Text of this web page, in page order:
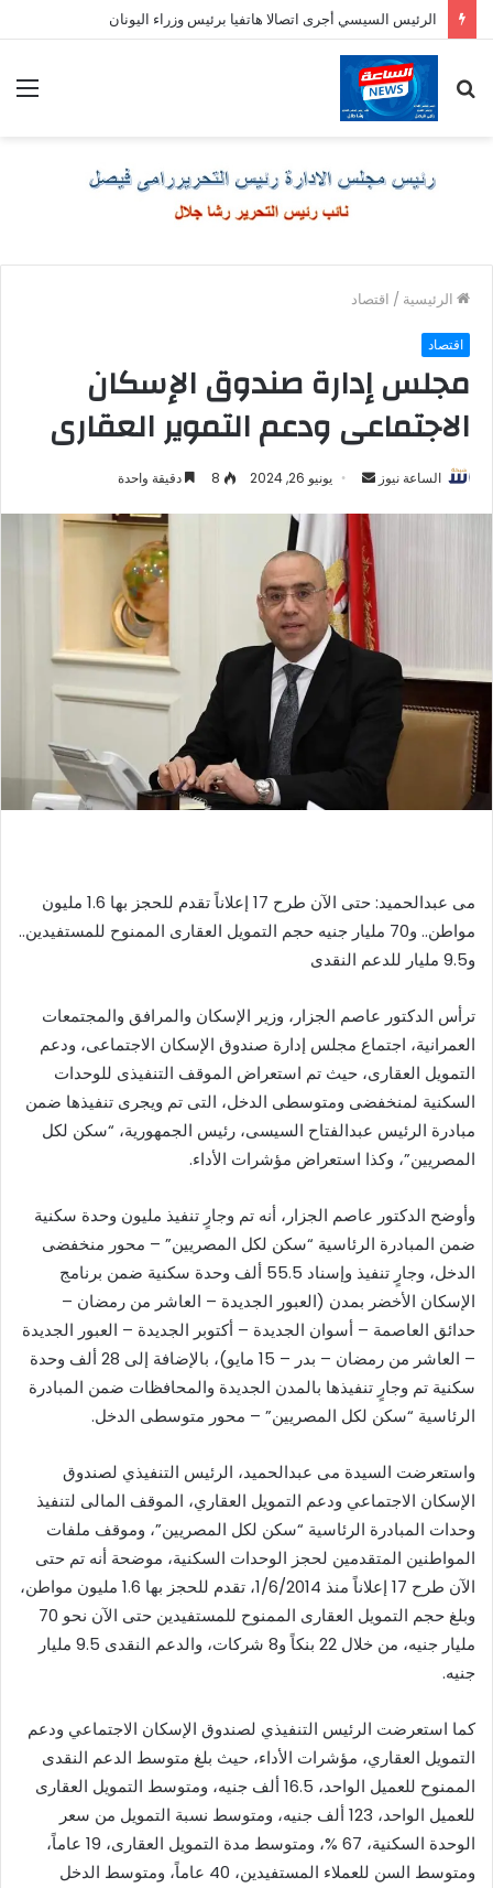
الرئيس السيسي أجرى اتصالا هاتفيا برئيس وزراء اليونان
عن
الرئيسية / اقتصاد
اقتصاد
مجلس إدارة صندوق الإسكان
الاجتماعى ودعم التموير العقارى
الساعة نيوز
أرسل
إلكترونيا
يونيو 26, 2024 8 دقيقة واحدة
مى عبدالحميد: حتى الآن طرح 17 إعلاناً تقدم للحجز بها 1.6 مليون
مواطن.. و70 مليار جنيه حجم التمويل العقارى الممنوح للمستفيدين..
و9.5 مليار للدعم النقدى
ترأس الدكتور عاصم الجزار، وزير الإسكان والمرافق والمجتمعات
العمرانية، اجتماع مجلس إدارة صندوق الإسكان الاجتماعى، ودعم
التمويل العقارى، حيث تم استعراض الموقف التنفيذى للوحدات
السكنية لمنخفضى ومتوسطى الدخل، التى تم ويجرى تنفيذها ضمن
مبادرة الرئيس عبدالفتاح السيسى، رئيس الجمهورية، “سكن لكل
المصريين”، وكذا استعراض مؤشرات الأداء.
وأوضح الدكتور عاصم الجزار، أنه تم وجارٍ تنفيذ مليون وحدة سكنية
ضمن المبادرة الرئاسية “سكن لكل المصريين” – محور منخفضى
الدخل، وجارٍ تنفيذ وإسناد 55.5 ألف وحدة سكنية ضمن برنامج
الإسكان الأخضر بمدن (العبور الجديدة – العاشر من رمضان –
حدائق العاصمة – أسوان الجديدة – أكتوبر الجديدة – العبور الجديدة
– العاشر من رمضان – بدر – 15 مايو)، بالإضافة إلى 28 ألف وحدة
سكنية تم وجارٍ تنفيذها بالمدن الجديدة والمحافظات ضمن المبادرة
الرئاسية “سكن لكل المصريين” – محور متوسطى الدخل.
واستعرضت السيدة مى عبدالحميد، الرئيس التنفيذي لصندوق
الإسكان الاجتماعي ودعم التمويل العقاري، الموقف المالى لتنفيذ
وحدات المبادرة الرئاسية “سكن لكل المصريين”، وموقف ملفات
المواطنين المتقدمين لحجز الوحدات السكنية، موضحة أنه تم حتى
الآن طرح 17 إعلاناً منذ 1/6/2014، تقدم للحجز بها 1.6 مليون مواطن،
وبلغ حجم التمويل العقارى الممنوح للمستفيدين حتى الآن نحو 70
مليار جنيه، من خلال 22 بنكاً و8 شركات، والدعم النقدى 9.5 مليار
جنيه.
كما استعرضت الرئيس التنفيذي لصندوق الإسكان الاجتماعي ودعم
التمويل العقاري، مؤشرات الأداء، حيث بلغ متوسط الدعم النقدى
الممنوح للعميل الواحد، 16.5 ألف جنيه، ومتوسط التمويل العقارى
للعميل الواحد، 123 ألف جنيه، ومتوسط نسبة التمويل من سعر
الوحدة السكنية، 67 %، ومتوسط مدة التمويل العقارى، 19 عاماً،
ومتوسط السن للعملاء المستفيدين، 40 عاماً، ومتوسط الدخل